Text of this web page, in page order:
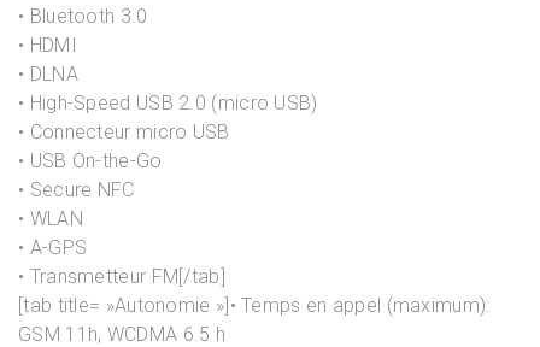
• Bluetooth 3.0
• HDMI
• DLNA
• High-Speed USB 2.0 (micro USB)
• Connecteur micro USB
• USB On-the-Go
• Secure NFC
• WLAN
• A-GPS
• Transmetteur FM[/tab]
[tab title= »Autonomie »]• Temps en appel (maximum):
GSM 11h, WCDMA 6.5 h